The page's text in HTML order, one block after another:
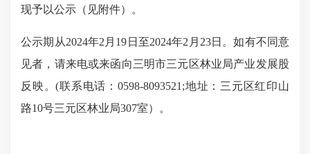
现予以公示（见附件）。
公示期从2024年2 月 19 日至2024年2 月 23日。如有不同意
见者，请来电或来函向三明市三元区林业局产业发展股
反映。(联系电话：0598-8093521;地址：三元区红印山
路10号三元区林业局307室）。